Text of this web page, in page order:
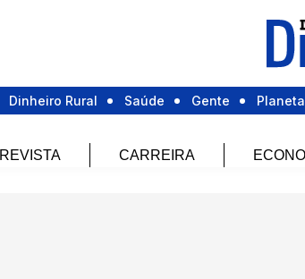
Dinheiro Rural Saúde Gente Planeta
REVISTA CARREIRA